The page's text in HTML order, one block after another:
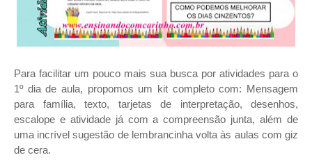
Para facilitar um pouco mais sua busca por atividades para o
1º dia de aula, propomos um kit completo com: Mensagem
para família, texto, tarjetas de interpretação, desenhos,
escalope e atividade já com a compreensão junta, além de
uma incrível sugestão de lembrancinha volta às aulas com giz
de cera.